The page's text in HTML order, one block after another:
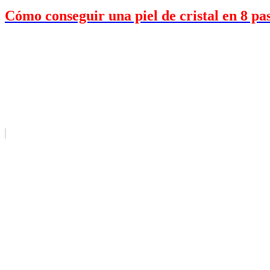
Cómo conseguir una piel de cristal en 8